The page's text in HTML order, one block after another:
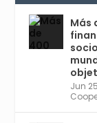
con
6,
de
4
Más
Jun